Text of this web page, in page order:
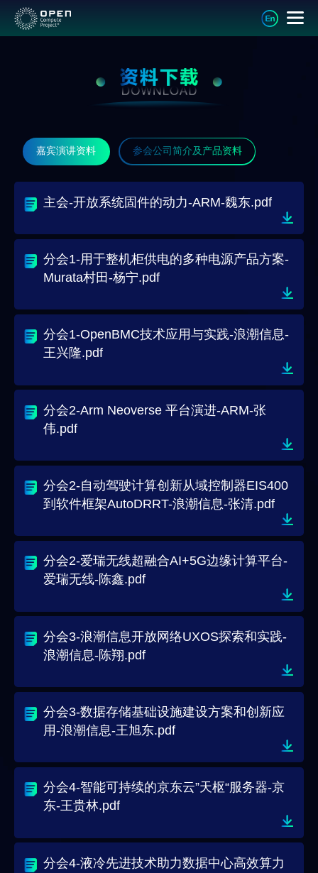
嘉宾演讲资料 参会公司简介及产品资料
主会-开放系统固件的动力-ARM-魏东.pdf
分会1-用于整机柜供电的多种电源产品方案-
Murata村田-杨宁.pdf
分会1-OpenBMC技术应用与实践-浪潮信息-
王兴隆.pdf
分会2-Arm Neoverse 平台演进-ARM-张
伟.pdf
分会2-自动驾驶计算创新从域控制器EIS400
到软件框架AutoDRRT-浪潮信息-张清.pdf
分会2-爱瑞无线超融合AI+5G边缘计算平台-
爱瑞无线-陈鑫.pdf
分会3-浪潮信息开放网络UXOS探索和实践-
浪潮信息-陈翔.pdf
分会3-数据存储基础设施建设方案和创新应
用-浪潮信息-王旭东.pdf
分会4-智能可持续的京东云”天枢“服务器-京
东-王贵林.pdf
分会4-液冷先进技术助力数据中心高效算力